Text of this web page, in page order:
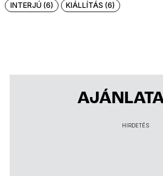
INTERJÚ (6)
KIÁLLÍTÁS (6)
HIRDETÉS